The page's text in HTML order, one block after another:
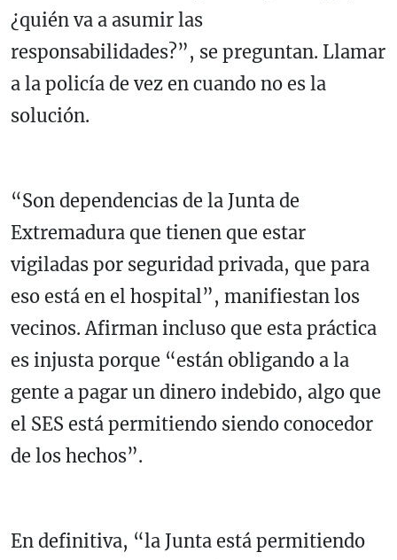
¿quién va a asumir las
responsabilidades?”, se preguntan. Llamar
a la policía de vez en cuando no es la
solución.
“Son dependencias de la Junta de
Extremadura que tienen que estar
vigiladas por seguridad privada, que para
eso está en el hospital”, manifiestan los
vecinos. Afirman incluso que esta práctica
es injusta porque “están obligando a la
gente a pagar un dinero indebido, algo que
el SES está permitiendo siendo conocedor
de los hechos”.
En definitiva, “la Junta está permitiendo